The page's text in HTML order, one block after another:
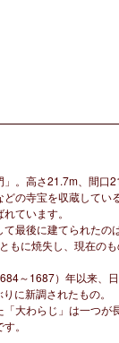
。高さ21.7m、間口
の寺宝を収蔵してい
ています。
最後に建てられた
もに焼失し、現在の
～1687）年以来、
に新調されたもの。
大わらじ」は一つが
。